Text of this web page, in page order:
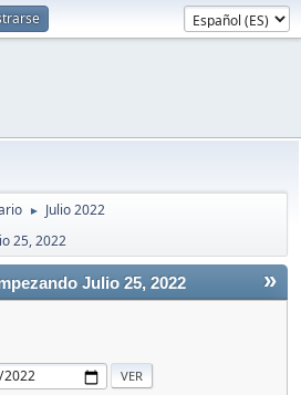
► Julio 2022
25, 2022
»
Julio 25, 2022